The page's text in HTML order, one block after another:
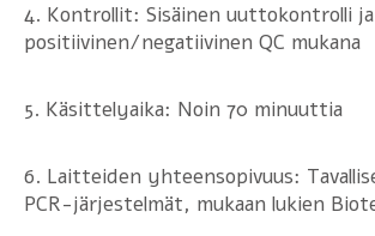
4. Kontrollit: Sisäinen uuttokontrolli ja
positiivinen/negatiivinen QC mukana
5. Käsittelyaika: Noin 70 minuuttia
6. Laitteiden yhteensopivuus:
PCR-järjestelmät, mukaan lukien